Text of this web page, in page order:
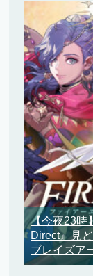
【今夜23時
Direct』見
ブレイズア